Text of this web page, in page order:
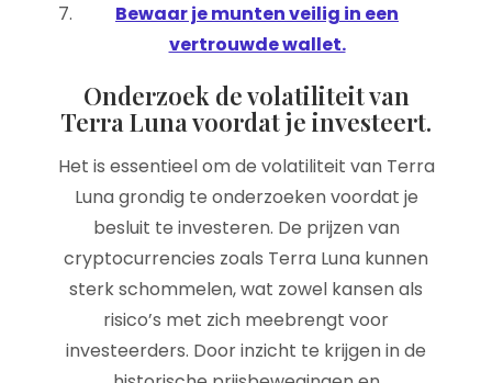
Bewaar je munten veilig in een
vertrouwde wallet.
Onderzoek de volatiliteit van
Terra Luna voordat je investeert.
Het is essentieel om de volatiliteit van Terra
Luna grondig te onderzoeken voordat je
besluit te investeren. De prijzen van
cryptocurrencies zoals Terra Luna kunnen
sterk schommelen, wat zowel kansen als
risico’s met zich meebrengt voor
investeerders. Door inzicht te krijgen in de